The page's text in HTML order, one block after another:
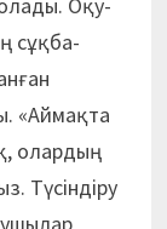
Оқу-
сұқ­ба­
«Аймақта
олардың
Түсіндіру